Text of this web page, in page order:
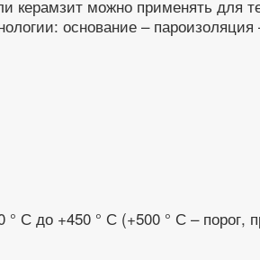
керамзит можно применять для
основание –
С до +450 ° С (+500 ° С – порог,